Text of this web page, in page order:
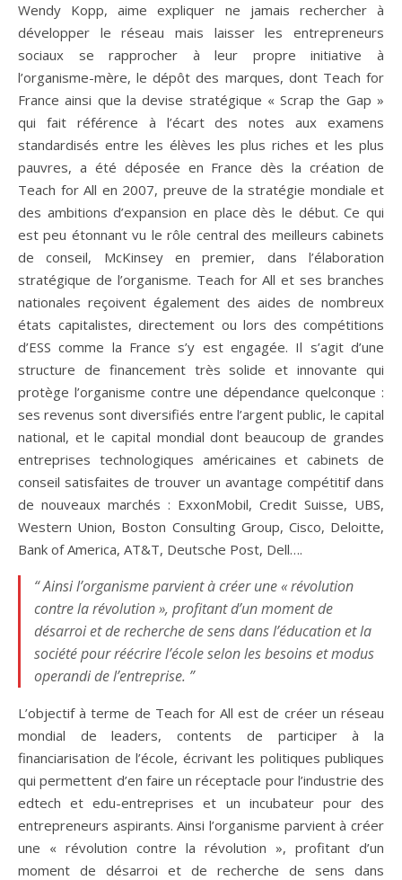
Wendy Kopp, aime expliquer ne jamais rechercher à
développer le réseau mais laisser les entrepreneurs
sociaux se rapprocher à leur propre initiative à
l’organisme-mère, le dépôt des marques, dont Teach for
France ainsi que la devise stratégique « Scrap the Gap »
qui fait référence à l’écart des notes aux examens
standardisés entre les élèves les plus riches et les plus
pauvres, a été déposée en France dès la création de
Teach for All en 2007, preuve de la stratégie mondiale et
des ambitions d’expansion en place dès le début. Ce qui
est peu étonnant vu le rôle central des meilleurs cabinets
de conseil, McKinsey en premier, dans l’élaboration
stratégique de l’organisme. Teach for All et ses branches
nationales reçoivent également des aides de nombreux
états capitalistes, directement ou lors des compétitions
d’ESS comme la France s’y est engagée. Il s’agit d’une
structure de financement très solide et innovante qui
protège l’organisme contre une dépendance quelconque :
ses revenus sont diversifiés entre l’argent public, le capital
national, et le capital mondial dont beaucoup de grandes
entreprises technologiques américaines et cabinets de
conseil satisfaites de trouver un avantage compétitif dans
de nouveaux marchés : ExxonMobil, Credit Suisse, UBS,
Western Union, Boston Consulting Group, Cisco, Deloitte,
Bank of America, AT&T, Deutsche Post, Dell….
“ Ainsi l’organisme parvient à créer une « révolution
contre la révolution », profitant d’un moment de
désarroi et de recherche de sens dans l’éducation et la
société pour réécrire l’école selon les besoins et modus
operandi de l’entreprise. ”
L’objectif à terme de Teach for All est de créer un réseau
mondial de leaders, contents de participer à la
financiarisation de l’école, écrivant les politiques publiques
qui permettent d’en faire un réceptacle pour l’industrie des
edtech et edu-entreprises et un incubateur pour des
entrepreneurs aspirants. Ainsi l’organisme parvient à créer
une « révolution contre la révolution », profitant d’un
moment de désarroi et de recherche de sens dans